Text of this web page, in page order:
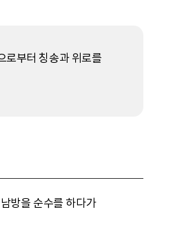
로부터 칭송과 위로를
방을 순수를 하다가